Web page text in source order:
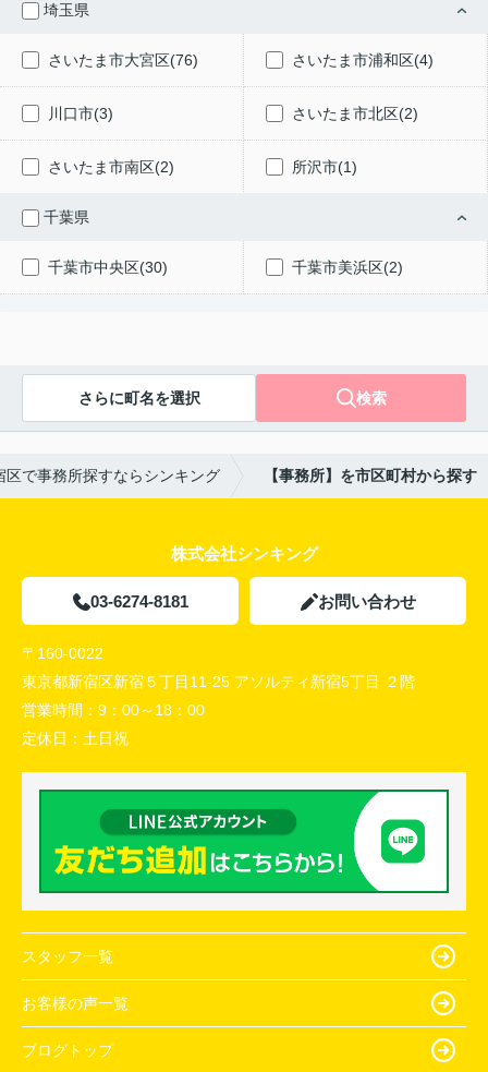
埼玉県
さいたま市大宮区(76) さいたま市浦和区(4)
川口市(3) さいたま市北区(2)
さいたま市南区(2) 所沢市(1)
千葉県
千葉市中央区(30) 千葉市美浜区(2)
さらに町名を選択 検索
区で事務所探すならシンキング 【事務所】を市区町村から探す
株式会社シンキング
03-6274-8181 お問い合わせ
〒160-0022
東京都新宿区新宿５丁目11-25 アソルティ新宿5丁目 ２階
営業時間： 9：00～18：00
定休日： 土日祝
スタッフ一覧
お客様の声一覧
ブログトップ